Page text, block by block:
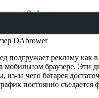
DAbrower
подгружает рекламу как
мобильном браузере. Эти
из-за чего батарея
постоянно